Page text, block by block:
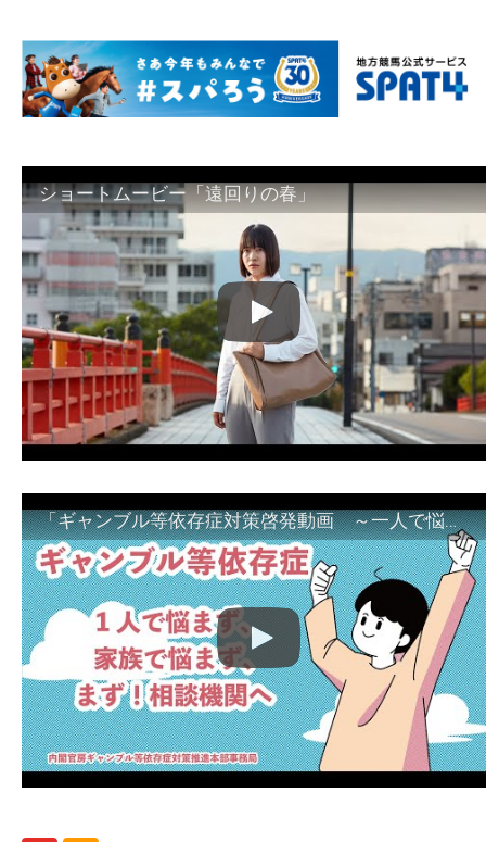
ショートムービー「遠回りの春」
「ギャンブル等依存症対策啓発動画 ～一人で悩まず、家族で悩まず、まず！相談機関へ～」